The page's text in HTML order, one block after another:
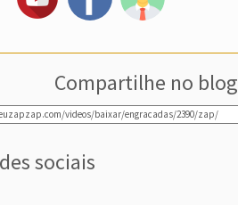
Compartilhe no blog
sociais